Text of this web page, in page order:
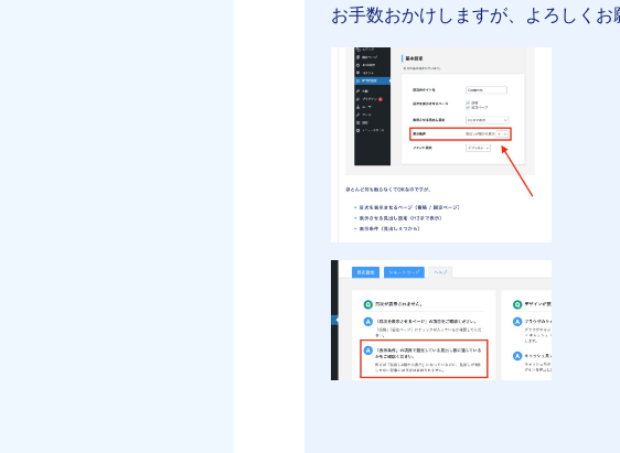
お手数おかけしますが、よろしくお